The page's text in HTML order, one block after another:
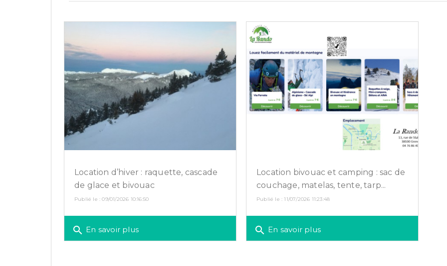
Location d’hiver : raquette, cascade
de glace et bivouac
Publié le : 09/01/2026 10:16:50
search En savoir plus
Location bivouac et camping : sac de
couchage, matelas, tente, tarp...
Publié le : 11/07/2026 11:23:48
search En savoir plus